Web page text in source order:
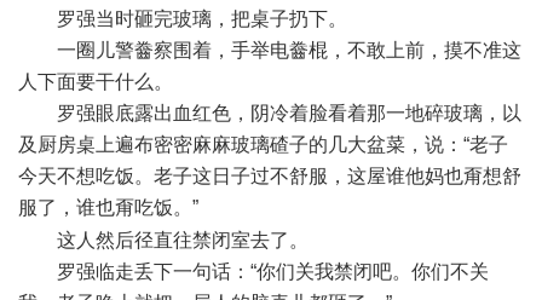
罗强当时砸完玻璃，把桌子扔下。
一圈儿警齤察围着，手举电齤棍，不敢上前，摸不准这
人下面要干什么。
罗强眼底露出血红色，阴冷着脸看着那一地碎玻璃，以
及厨房桌上遍布密密麻麻玻璃碴子的几大盆菜，说：“老子
今天不想吃饭。老子这日子过不舒服，这屋谁他妈也甭想舒
服了，谁也甭吃饭。”
这人然后径直往禁闭室去了。
罗强临走丢下一句话：“你们关我禁闭吧。你们不关